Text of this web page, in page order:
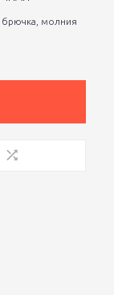
молния